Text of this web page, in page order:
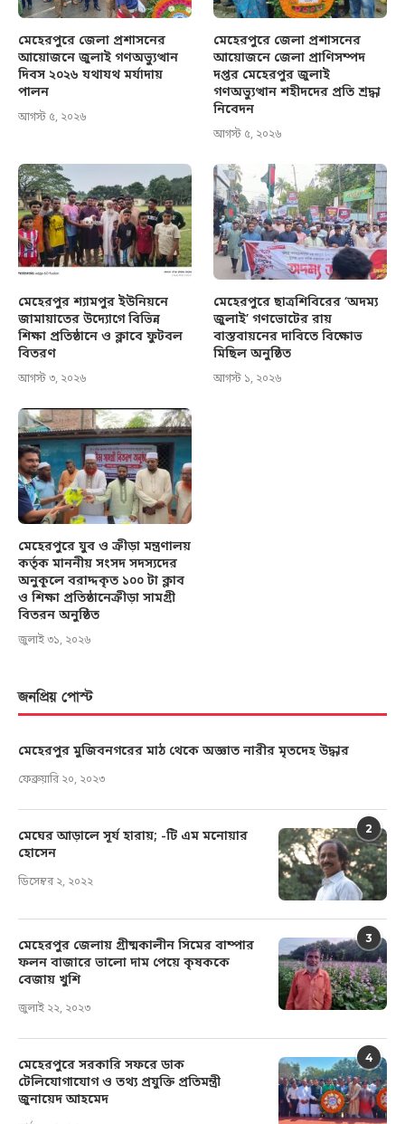
মেহেরপুরে জেলা প্রশাসনের
আয়োজনে জুলাই গণঅভ্যুত্থান
দিবস ২০২৬ যথাযথ মর্যাদায়
পালন
আগস্ট ৫, ২০২৬
মেহেরপুরে জেলা প্রশাসনের
আয়োজনে জেলা প্রাণিসম্পদ
দপ্তর মেহেরপুর জুলাই
গণঅভ্যুত্থান শহীদদের প্রতি শ্রদ্ধা
নিবেদন
আগস্ট ৫, ২০২৬
মেহেরপুর শ্যামপুর ইউনিয়নে
জামায়াতের উদ্যোগে বিভিন্ন
শিক্ষা প্রতিষ্ঠানে ও ক্লাবে ফুটবল
বিতরণ
আগস্ট ৩, ২০২৬
মেহেরপুরে ছাত্রশিবিরের ‘অদম্য
জুলাই’ গণভোটের রায়
বাস্তবায়নের দাবিতে বিক্ষোভ
মিছিল অনুষ্ঠিত
আগস্ট ১, ২০২৬
মেহেরপুরে যুব ও ক্রীড়া মন্ত্রণালয়
কর্তৃক মাননীয় সংসদ সদস্যদের
অনুকূলে বরাদ্দকৃত ১০০ টা ক্লাব
ও শিক্ষা প্রতিষ্ঠানেক্রীড়া সামগ্রী
বিতরন অনুষ্ঠিত
জুলাই ৩১, ২০২৬
জনপ্রিয় পোস্ট
মেহেরপুর মুজিবনগরের মাঠ থেকে অজ্ঞাত নারীর মৃতদেহ উদ্ধার
ফেব্রুয়ারি ২০, ২০২৩
2
মেঘের আড়ালে সূর্য হারায়; -টি এম মনোয়ার
হোসেন
ডিসেম্বর ২, ২০২২
3
মেহেরপুর জেলায় গ্রীষ্মকালীন সিমের বাম্পার
ফলন বাজারে ভালো দাম পেয়ে কৃষককে
বেজায় খুশি
জুলাই ২২, ২০২৩
4
মেহেরপুরে সরকারি সফরে ডাক
টেলিযোগাযোগ ও তথ্য প্রযুক্তি প্রতিমন্ত্রী
জুনায়েদ আহমেদ